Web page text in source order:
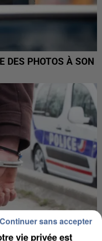
DES PHOTOS À SON
vie privée est
Continuer sans accepter